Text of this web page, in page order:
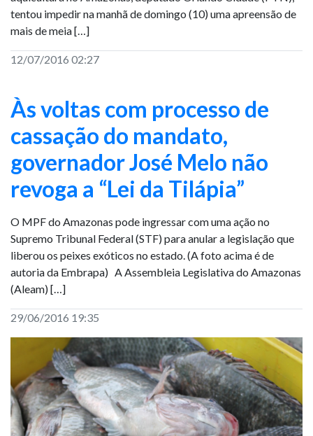
tentou impedir na manhã de domingo (10) uma apreensão de
mais de meia […]
12/07/2016 02:27
Às voltas com processo de
cassação do mandato,
governador José Melo não
revoga a “Lei da Tilápia”
O MPF do Amazonas pode ingressar com uma ação no
Supremo Tribunal Federal (STF) para anular a legislação que
liberou os peixes exóticos no estado. (A foto acima é de
autoria da Embrapa) A Assembleia Legislativa do Amazonas
(Aleam) […]
29/06/2016 19:35